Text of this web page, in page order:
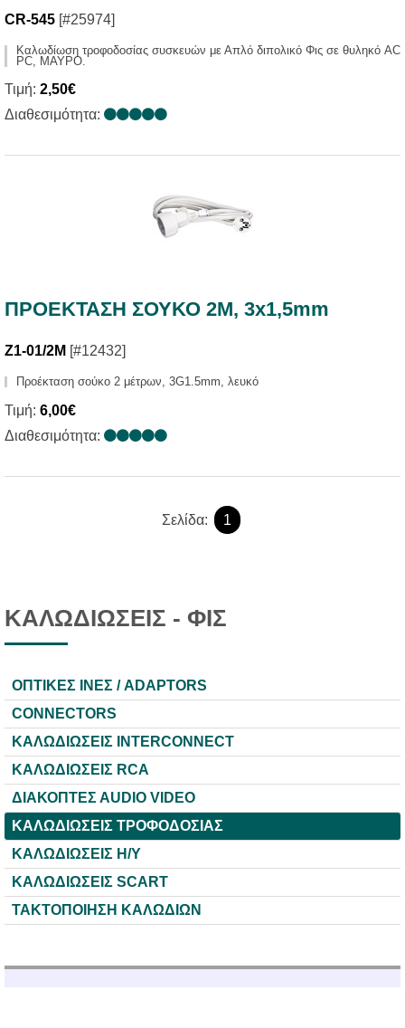
CR-545 [#25974]
Καλωδίωση τροφοδοσίας συσκευών με Απλό διπολικό Φις σε θυληκό AC
PC, ΜΑΥΡΟ.
Τιμή: 2,50€
Διαθεσιμότητα:
ΠΡΟΕΚΤΑΣΗ ΣΟΥΚΟ 2Μ, 3x1,5mm
Z1-01/2M [#12432]
Προέκταση σούκο 2 μέτρων, 3G1.5mm, λευκό
Τιμή: 6,00€
Διαθεσιμότητα:
Σελίδα: 1
ΚΑΛΩΔΙΩΣΕΙΣ - ΦΙΣ
ΟΠΤΙΚΕΣ ΙΝΕΣ / ADAPTORS
CONNECTORS
ΚΑΛΩΔΙΩΣΕΙΣ INTERCONNECT
ΚΑΛΩΔΙΩΣΕΙΣ RCA
ΔΙΑΚΟΠΤΕΣ ΑUDIO VIDEO
ΚΑΛΩΔΙΩΣΕΙΣ ΤΡΟΦΟΔΟΣΙΑΣ
ΚΑΛΩΔΙΩΣΕΙΣ Η/Υ
ΚΑΛΩΔΙΩΣΕΙΣ SCART
ΤΑΚΤΟΠΟΙΗΣΗ ΚΑΛΩΔΙΩΝ